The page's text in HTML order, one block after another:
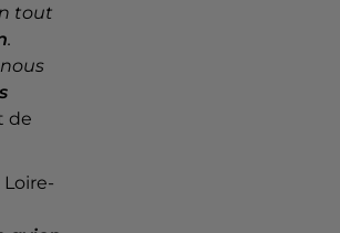
tout
.
de